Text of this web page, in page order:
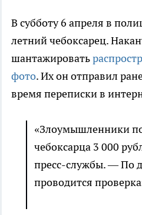
В субботу 6 апреля в
летний чебоксарец.
шантажировать
фото. Их он отправил
время переписки в
«Злоумышленники
чебоксарца 3 000
пресс-службы. — По
проводится